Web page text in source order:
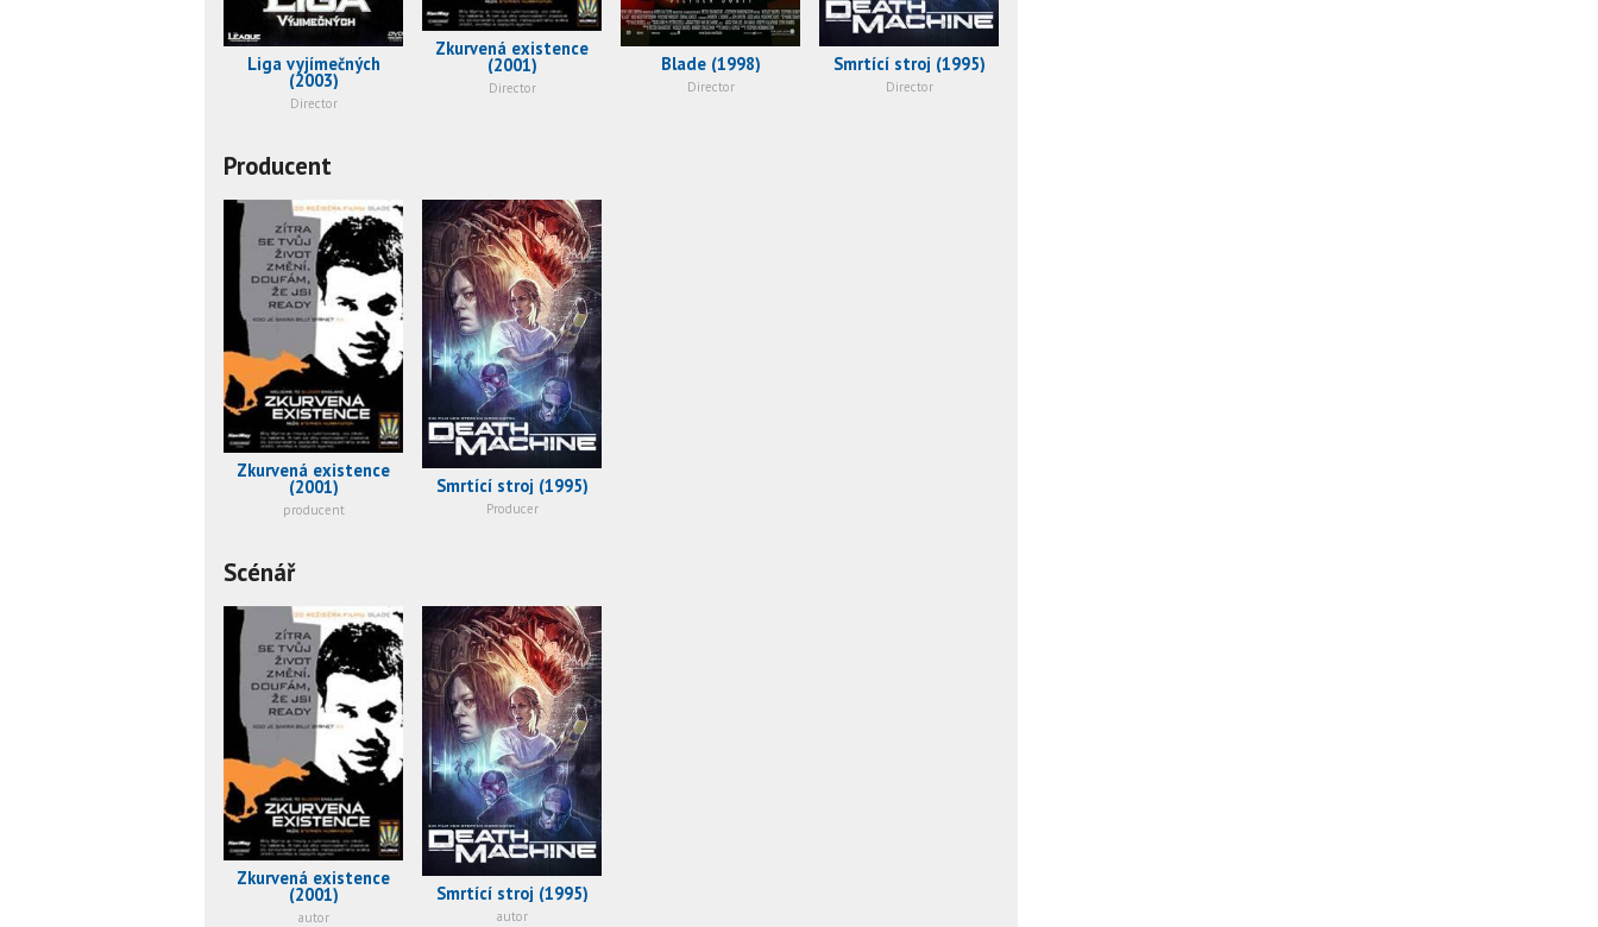
Liga vyjímečných
(2003)
Director
Zkurvená existence
(2001)
Director
Blade (1998)
Director
Smrtící stroj (1995)
Director
Producent
Zkurvená existence
(2001)
producent
Smrtící stroj (1995)
Producer
Scénář
Zkurvená existence
(2001)
autor
Smrtící stroj (1995)
autor